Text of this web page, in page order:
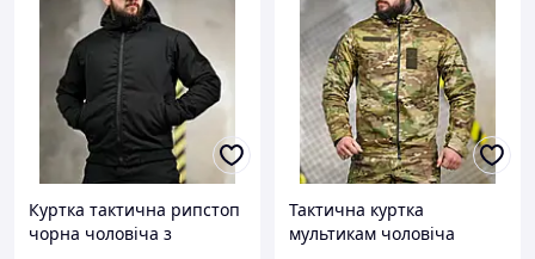
Куртка тактична рипстоп
чорна чоловіча з
Тактична куртка
мультикам чоловіча